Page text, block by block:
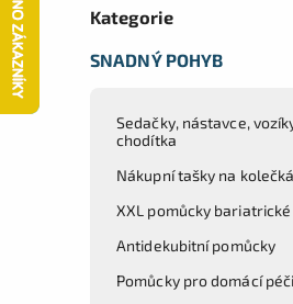
Kategorie
SNADNÝ POHYB
Sedačky, nástavce,
chodítka
Nákupní tašky na
XXL pomůcky bariatrické
Antidekubitní pomůcky
Pomůcky pro domácí péči